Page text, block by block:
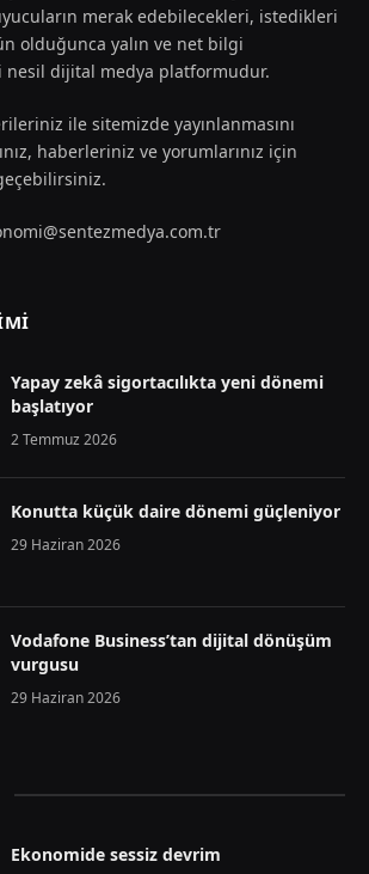
merak edebilecekleri, istedikleri
olduğunca yalın ve net bilgi
nesil dijital medya platformudur.
ile sitemizde yayınlanmasını
haberleriniz ve yorumlarınız için
Yapay zekâ sigortacılıkta yeni dönemi
başlatıyor
2 Temmuz 2026
Konutta küçük daire dönemi güçleniyor
29 Haziran 2026
Vodafone Business’tan dijital dönüşüm
vurgusu
29 Haziran 2026
Ekonomide sessiz devrim